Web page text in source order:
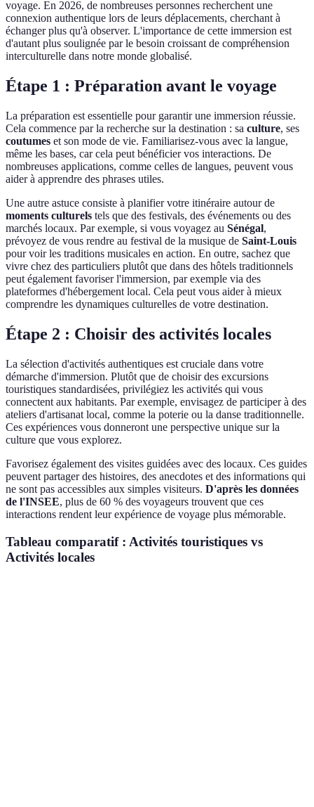
voyage. En 2026, de nombreuses personnes recherchent une
connexion authentique lors de leurs déplacements, cherchant à
échanger plus qu'à observer. L'importance de cette immersion est
d'autant plus soulignée par le besoin croissant de compréhension
interculturelle dans notre monde globalisé.
Étape 1 : Préparation avant le voyage
La préparation est essentielle pour garantir une immersion réussie.
Cela commence par la recherche sur la destination : sa culture, ses
coutumes et son mode de vie. Familiarisez-vous avec la langue,
même les bases, car cela peut bénéficier vos interactions. De
nombreuses applications, comme celles de langues, peuvent vous
aider à apprendre des phrases utiles.
Une autre astuce consiste à planifier votre itinéraire autour de
moments culturels tels que des festivals, des événements ou des
marchés locaux. Par exemple, si vous voyagez au Sénégal,
prévoyez de vous rendre au festival de la musique de Saint-Louis
pour voir les traditions musicales en action. En outre, sachez que
vivre chez des particuliers plutôt que dans des hôtels traditionnels
peut également favoriser l'immersion, par exemple via des
plateformes d'hébergement local. Cela peut vous aider à mieux
comprendre les dynamiques culturelles de votre destination.
Étape 2 : Choisir des activités locales
La sélection d'activités authentiques est cruciale dans votre
démarche d'immersion. Plutôt que de choisir des excursions
touristiques standardisées, privilégiez les activités qui vous
connectent aux habitants. Par exemple, envisagez de participer à des
ateliers d'artisanat local, comme la poterie ou la danse traditionnelle.
Ces expériences vous donneront une perspective unique sur la
culture que vous explorez.
Favorisez également des visites guidées avec des locaux. Ces guides
peuvent partager des histoires, des anecdotes et des informations qui
ne sont pas accessibles aux simples visiteurs. D'après les données
de l'INSEE, plus de 60 % des voyageurs trouvent que ces
interactions rendent leur expérience de voyage plus mémorable.
Tableau comparatif : Activités touristiques vs
Activités locales